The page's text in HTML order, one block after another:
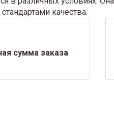
качества.
сумма заказа